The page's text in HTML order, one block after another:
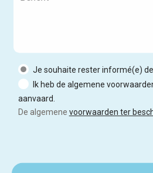
Je souhaite rester informé(e)
Ik heb de algemene
aanvaard.
De algemene voorwaarden ter